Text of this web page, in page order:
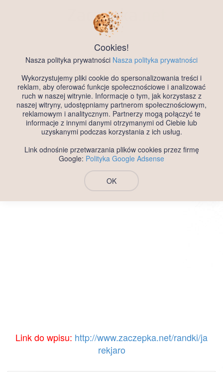
Cookies!
Nasza polityka prywatności Nasza polityka prywatności
Wykorzystujemy pliki cookie do spersonalizowania treści i
reklam, aby oferować funkcje społecznościowe i analizować
ruch w naszej witrynie. Informacje o tym, jak korzystasz z
naszej witryny, udostępniamy partnerom społecznościowym,
reklamowym i analitycznym. Partnerzy mogą połączyć te
informacje z innymi danymi otrzymanymi od Ciebie lub
uzyskanymi podczas korzystania z ich usług.
Link odnośnie przetwarzania plików cookies przez firmę
Google: Polityka Google Adsense
OK
Zaczepka
Darmowy Portal RandkowyBez Rejestracji i Logowania
Jarekjaro, województwo Podkarpackie, mezczyzna, wiek 36 -
Darmowe ogłoszenia randkowe dla każdego.
Link do wpisu: http://www.zaczepka.net/randki/ja
rekjaro